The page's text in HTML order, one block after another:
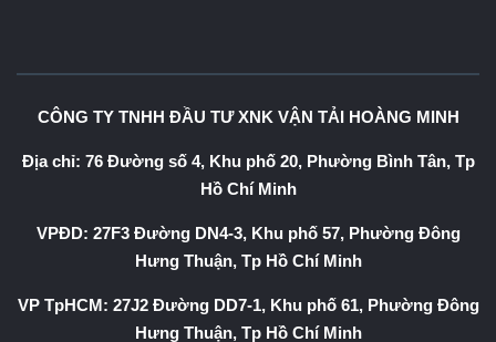
CÔNG TY TNHH ĐẦU TƯ XNK VẬN TẢI HOÀNG MINH
Địa chỉ: 76 Đường số 4, Khu phố 20, Phường Bình Tân, Tp
Hồ Chí Minh
VPĐD: 27F3 Đường DN4-3, Khu phố 57, Phường Đông
Hưng Thuận, Tp Hồ Chí Minh
VP TpHCM: 27J2 Đường DD7-1, Khu phố 61, Phường Đông
Hưng Thuận, Tp Hồ Chí Minh